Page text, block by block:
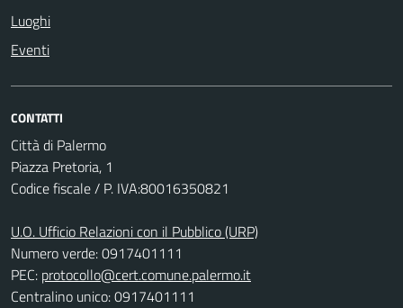
Luoghi
Eventi
CONTATTI
Città di Palermo
Piazza Pretoria, 1
Codice fiscale / P. IVA:80016350821
U.O. Ufficio Relazioni con il Pubblico (URP)
Numero verde: 0917401111
PEC: protocollo@cert.comune.palermo.it
Centralino unico: 0917401111